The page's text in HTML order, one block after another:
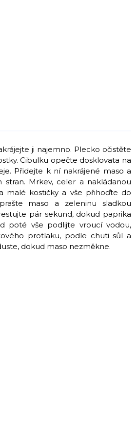
ji najemno. Plecko očistěte
Cibulku opečte dosklovata na
Přidejte k ní nakrájené maso a
Mrkev, celer a nakládanou
malé kostičky a vše přihoďte do
maso a zeleninu sladkou
pár sekund, dokud paprika
poté vše podlijte vroucí vodou,
protlaku, podle chuti sůl a
dokud maso nezměkne.